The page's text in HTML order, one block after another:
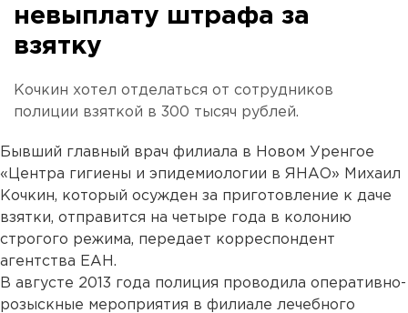
невыплату штрафа за
взятку
Кочкин хотел отделаться от сотрудников
полиции взяткой в 300 тысяч рублей.
Бывший главный врач филиала в Новом Уренгое
«Центра гигиены и эпидемиологии в ЯНАО» Михаил
Кочкин, который осужден за приготовление к даче
взятки, отправится на четыре года в колонию
строгого режима, передает корреспондент
агентства ЕАН.
В августе 2013 года полиция проводила оперативно-
розыскные мероприятия в филиале лечебного